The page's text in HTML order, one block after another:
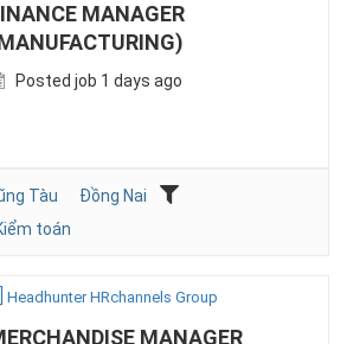
MANAGER
Posted job 1 days ago
Tàu
Đồng Nai
toán
Headhunter HRchannels Group
MANAGER